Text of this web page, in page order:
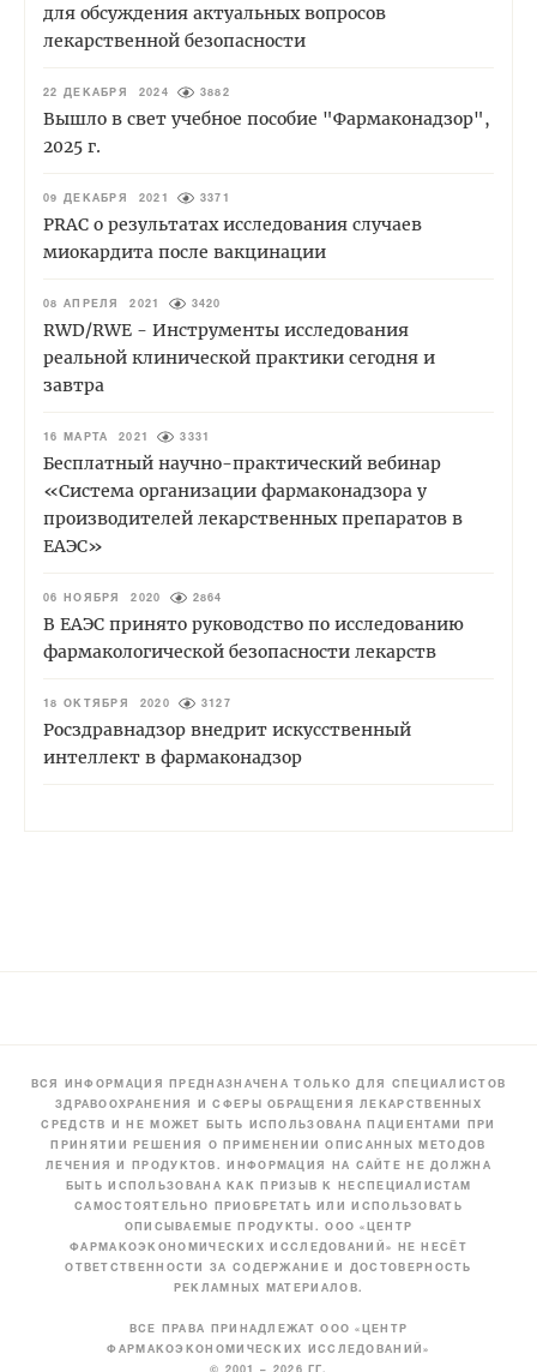
для обсуждения актуальных вопросов
лекарственной безопасности
22 ДЕКАБРЯ 2024 3882
Вышло в свет учебное пособие "Фармаконадзор",
2025 г.
09 ДЕКАБРЯ 2021 3371
PRAC о результатах исследования случаев
миокардита после вакцинации
08 АПРЕЛЯ 2021 3420
RWD/RWE - Инструменты исследования
реальной клинической практики сегодня и
завтра
16 МАРТА 2021 3331
Бесплатный научно-практический вебинар
«Система организации фармаконадзора у
производителей лекарственных препаратов в
ЕАЭС»
06 НОЯБРЯ 2020 2864
В ЕАЭС принято руководство по исследованию
фармакологической безопасности лекарств
18 ОКТЯБРЯ 2020 3127
Росздравнадзор внедрит искусственный
интеллект в фармаконадзор
ВСЯ ИНФОРМАЦИЯ ПРЕДНАЗНАЧЕНА ТОЛЬКО ДЛЯ СПЕЦИАЛИСТОВ
ЗДРАВООХРАНЕНИЯ И СФЕРЫ ОБРАЩЕНИЯ ЛЕКАРСТВЕННЫХ
СРЕДСТВ И НЕ МОЖЕТ БЫТЬ ИСПОЛЬЗОВАНА ПАЦИЕНТАМИ ПРИ
ПРИНЯТИИ РЕШЕНИЯ О ПРИМЕНЕНИИ ОПИСАННЫХ МЕТОДОВ
ЛЕЧЕНИЯ И ПРОДУКТОВ. ИНФОРМАЦИЯ НА САЙТЕ НЕ ДОЛЖНА
БЫТЬ ИСПОЛЬЗОВАНА КАК ПРИЗЫВ К НЕСПЕЦИАЛИСТАМ
САМОСТОЯТЕЛЬНО ПРИОБРЕТАТЬ ИЛИ ИСПОЛЬЗОВАТЬ
ОПИСЫВАЕМЫЕ ПРОДУКТЫ. ООО «ЦЕНТР
ФАРМАКОЭКОНОМИЧЕСКИХ ИССЛЕДОВАНИЙ» НЕ НЕСЁТ
ОТВЕТСТВЕННОСТИ ЗА СОДЕРЖАНИЕ И ДОСТОВЕРНОСТЬ
РЕКЛАМНЫХ МАТЕРИАЛОВ.
ВСЕ ПРАВА ПРИНАДЛЕЖАТ ООО «ЦЕНТР
ФАРМАКОЭКОНОМИЧЕСКИХ ИССЛЕДОВАНИЙ»